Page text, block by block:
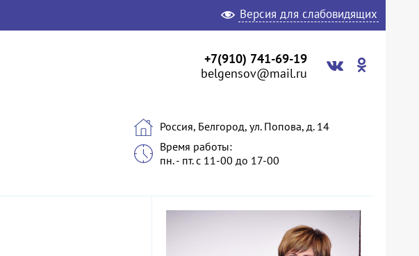
Версия для слабовидящих
+7(910) 741-69-19
belgensov@mail.ru
Россия, Белгород, ул. Попова, д. 14
Время работы:
пн. - пт. с 11-00 до 17-00